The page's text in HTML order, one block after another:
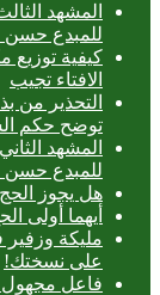
المشهد
للمبدع
كيفية توزيع
الافتاء تجيب
التحذير من
توضح حكم
المشهد
للمبدع
هل يجوز
أيهما أولى
مليكة
على نسختك!
فاعل